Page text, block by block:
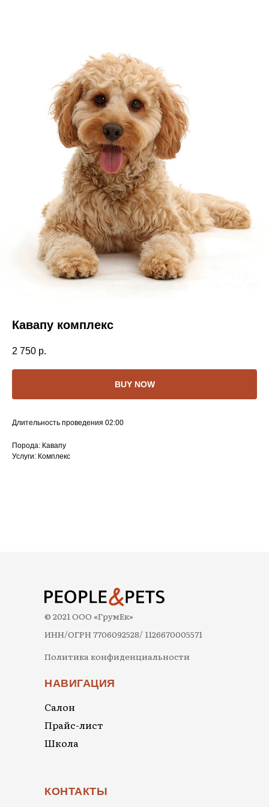
Кавапу комплекс
2 750 р.
BUY NOW
Длительность проведения 02:00
Порода: Кавапу
Услуги: Комплекс
Политика конфиденциальности
НАВИГАЦИЯ
Салон
Прайс-лист
Школа
КОНТАКТЫ
© 2021 ООО «ГрумЕк»
ИНН/ОГРН 7706092528/ 1126670005571